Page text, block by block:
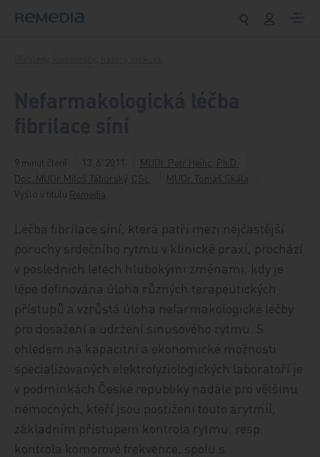
9 minut čtení 13. 6. 2011
MUDr. Petr Heinc, Ph.D.
Doc. MUDr. Miloš Táborský, CSc.
MUDr. Tomáš Skála
Vyšlo v titulu Remedia
Léčba fibrilace síní, která patří mezi nejčastější
poruchy srdečního rytmu v klinické praxi, prochází
v posledních letech hlubokými změnami, kdy je
lépe definována úloha různých terapeutických
přístupů a vzrůstá úloha nefarmakologické léčby
pro dosažení a udržení sinusového rytmu. S
ohledem na kapacitní a ekonomické možnosti
specializovaných elektrofyziologických laboratoří je
v podmínkách České republiky nadále pro většinu
nemocných, kteří jsou postiženi touto arytmií,
základním přístupem kontrola rytmu, resp.
kontrola komorové frekvence, spolu s